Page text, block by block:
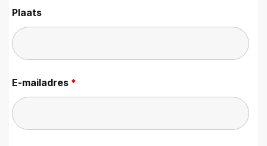
Plaats
E-mailadres *